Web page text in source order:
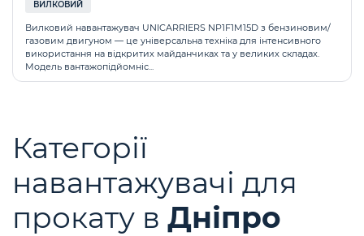
ВИЛКОВИЙ
Вилковий навантажувач UNICARRIERS NP1F1M15D з бензиновим/
газовим двигуном — це універсальна техніка для інтенсивного
використання на відкритих майданчиках та у великих складах.
Модель вантажопідйомніс...
Категорії
навантажувачі для
прокату в Дніпро